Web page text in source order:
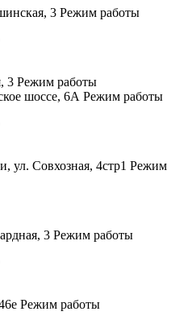
3 Режим работы
3 Режим работы
шоссе, 6А Режим работы
Совхозная, 4стр1 Режим
3 Режим работы
Режим работы